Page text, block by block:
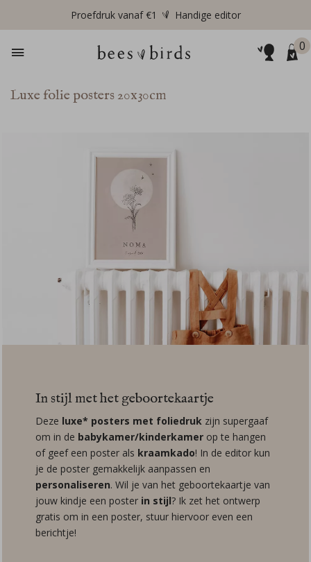
Proefdruk vanaf €1 Handige editor
0
Luxe folie posters 20x30cm
In stijl met het geboortekaartje
Deze luxe* posters met foliedruk zijn supergaaf
om in de babykamer/kinderkamer op te hangen
of geef een poster als kraamkado! In de editor kun
je de poster gemakkelijk aanpassen en
personaliseren. Wil je van het geboortekaartje van
jouw kindje een poster in stijl? Ik zet het ontwerp
gratis om in een poster, stuur hiervoor even een
berichtje!